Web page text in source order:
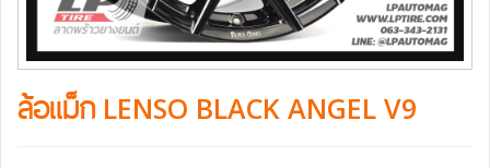
ล้อแม็ก LENSO BLACK ANGEL V9